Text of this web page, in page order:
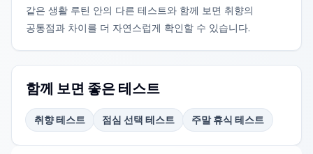
같은 생활 루틴 안의 다른 테스트와 함께 보면 취향의
공통점과 차이를 더 자연스럽게 확인할 수 있습니다.
함께 보면 좋은 테스트
취향 테스트 점심 선택 테스트 주말 휴식 테스트